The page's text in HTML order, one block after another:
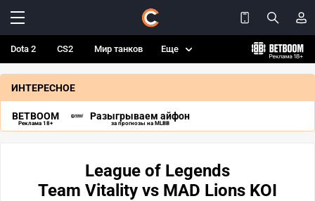
Dota 2 CS2 Мир танков Еще
ИНТЕРЕСНОЕ
BETBOOM
Реклама 18+
Разыгрываем айфон
за прогнозы на MLBB
League of Legends
Team Vitality vs MAD Lions KOI